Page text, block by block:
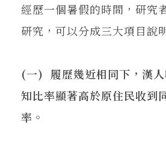
經歷一個暑假的時間，研究
研究，可以分成三大項目說
(一) 履歷幾近相同下，漢
知比率顯著高於原住民收到
率。